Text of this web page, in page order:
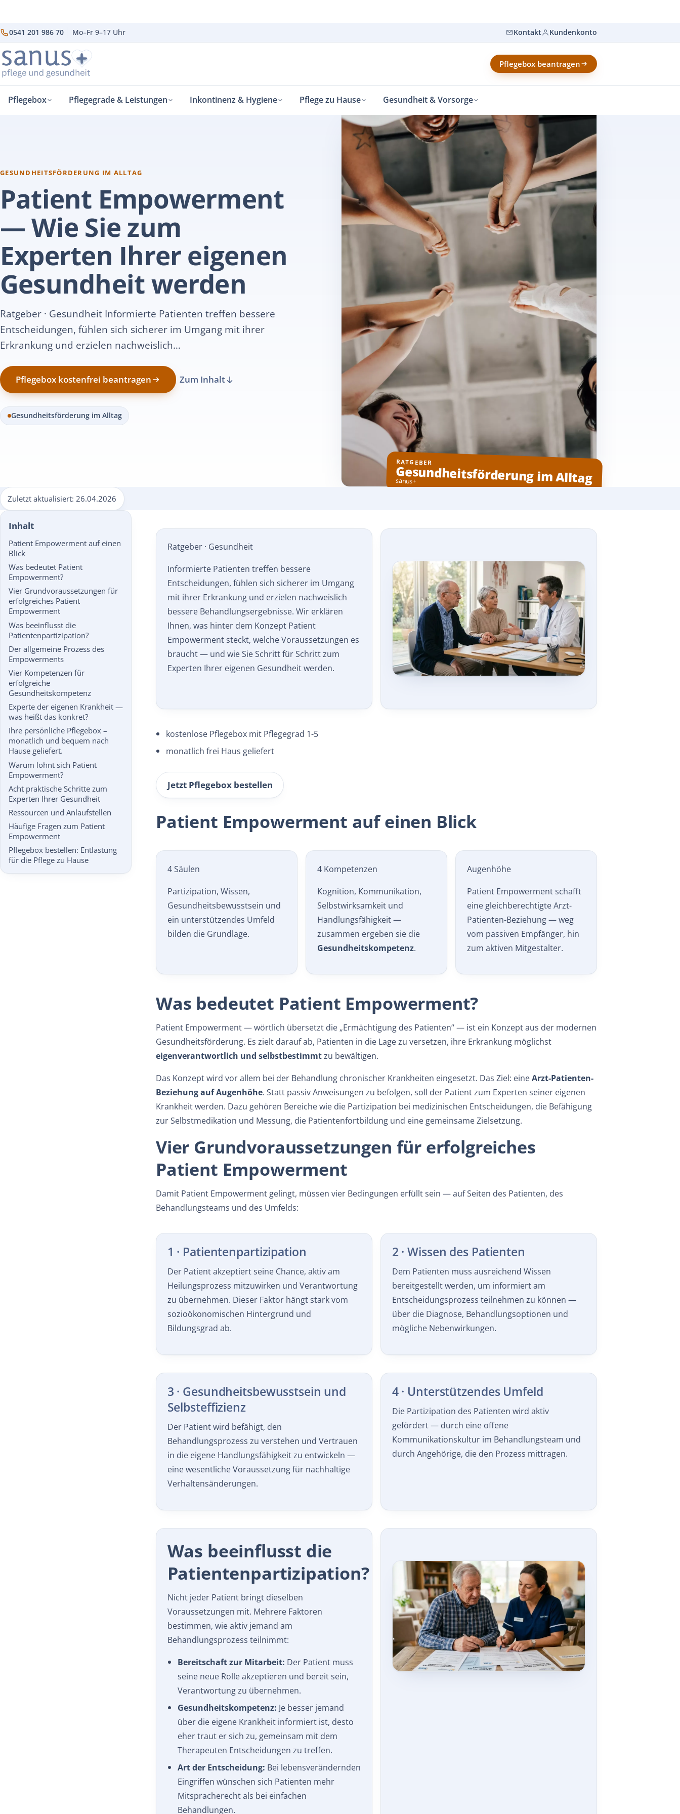
Pflegebox beantragen
Pflegebox Pflegegrade & Leistungen
sanus+›Gesundheitsförderung im Alltag› Wie Patienten zu Experten der eigenen Krankheit werden
GESUNDHEITSFÖRDERUNG IM ALLTAG
Patient Empowerment
— Wie Sie zum
Experten Ihrer eigenen
Gesundheit werden
Ratgeber · Gesundheit Informierte Patienten treffen bessere
Entscheidungen, fühlen sich sicherer im Umgang mit ihrer
Erkrankung und erzielen nachweislich…
Pflegebox kostenfrei beantragen Zum Inhalt
Gesundheitsförderung im Alltag
RATGEBER
Gesundheitsförderung im Alltag
sanus+
Zuletzt aktualisiert:26.04.2026
Inhalt
Patient Empowerment auf einen
Blick
Was bedeutet Patient
Empowerment?
Vier Grundvoraussetzungen für
erfolgreiches Patient
Empowerment
Was beeinflusst die
Patientenpartizipation?
Der allgemeine Prozess des
Empowerments
Vier Kompetenzen für
erfolgreiche
Gesundheitskompetenz
Experte der eigenen Krankheit —
was heißt das konkret?
Ihre persönliche Pflegebox –
monatlich und bequem nach
Hause geliefert.
Warum lohnt sich Patient
Empowerment?
Acht praktische Schritte zum
Experten Ihrer Gesundheit
Ressourcen und Anlaufstellen
Häufige Fragen zum Patient
Empowerment
Pflegebox bestellen: Entlastung
für die Pflege zu Hause
Ratgeber · Gesundheit
Informierte Patienten treffen bessere
Entscheidungen, fühlen sich sicherer im Umgang
mit ihrer Erkrankung und erzielen nachweislich
bessere Behandlungsergebnisse. Wir erklären
Ihnen, was hinter dem Konzept Patient
Empowerment steckt, welche Voraussetzungen es
braucht — und wie Sie Schritt für Schritt zum
Experten Ihrer eigenen Gesundheit werden.
kostenlose Pflegebox mit Pflegegrad 1-5
monatlich frei Haus geliefert
Jetzt Pflegebox bestellen
Patient Empowerment auf einen Blick
4 Säulen
Partizipation, Wissen,
Gesundheits­bewusstsein und
ein unterstützendes Umfeld
bilden die Grundlage.
4 Kompetenzen
Kognition, Kommunikation,
Selbst­wirksamkeit und
Handlungs­fähigkeit —
zusammen ergeben sie die
Gesundheits­kompetenz.
Augenhöhe
Patient Empowerment schafft
eine gleichberechtigte Arzt-
Patienten-Beziehung — weg
vom passiven Empfänger, hin
zum aktiven Mitgestalter.
Was bedeutet Patient Empowerment?
Patient Empowerment — wörtlich übersetzt die „Ermächtigung des Patienten“ — ist ein Konzept aus der modernen
Gesundheitsförderung. Es zielt darauf ab, Patienten in die Lage zu versetzen, ihre Erkrankung möglichst
eigenverantwortlich und selbstbestimmtzu bewältigen.
Das Konzept wird vor allem bei der Behandlung chronischer Krankheiten eingesetzt. Das Ziel: eineArzt-Patienten-
Beziehung auf Augenhöhe. Statt passiv Anweisungen zu befolgen, soll der Patient zum Experten seiner eigenen
Krankheit werden. Dazu gehören Bereiche wie die Partizipation bei medizinischen Entscheidungen, die Befähigung
zur Selbstmedikation und Messung, die Patientenfortbildung und eine gemeinsame Zielsetzung.
Vier Grundvoraussetzungen für erfolgreiches
Patient Empowerment
Damit Patient Empowerment gelingt, müssen vier Bedingungen erfüllt sein — auf Seiten des Patienten, des
Behandlungsteams und des Umfelds:
1 · Patientenpartizipation
Der Patient akzeptiert seine Chance, aktiv am
Heilungsprozess mitzuwirken und Verantwortung
zu übernehmen. Dieser Faktor hängt stark vom
sozioökonomischen Hintergrund und
Bildungsgrad ab.
2 · Wissen des Patienten
Dem Patienten muss ausreichend Wissen
bereitgestellt werden, um informiert am
Entscheidungsprozess teilnehmen zu können —
über die Diagnose, Behandlungsoptionen und
mögliche Nebenwirkungen.
3 · Gesundheitsbewusstsein und
Selbsteffizienz
Der Patient wird befähigt, den
Behandlungsprozess zu verstehen und Vertrauen
in die eigene Handlungsfähigkeit zu entwickeln —
eine wesentliche Voraussetzung für nachhaltige
Verhaltensänderungen.
4 · Unterstützendes Umfeld
Die Partizipation des Patienten wird aktiv
gefördert — durch eine offene
Kommunikationskultur im Behandlungsteam und
durch Angehörige, die den Prozess mittragen.
Was beeinflusst die
Patientenpartizipation?
Nicht jeder Patient bringt dieselben
Voraussetzungen mit. Mehrere Faktoren
bestimmen, wie aktiv jemand am
Behandlungsprozess teilnimmt:
Bereitschaft zur Mitarbeit: Der Patient muss
seine neue Rolle akzeptieren und bereit sein,
Verantwortung zu übernehmen.
Gesundheitskompetenz: Je besser jemand
über die eigene Krankheit informiert ist, desto
eher traut er sich zu, gemeinsam mit dem
Therapeuten Entscheidungen zu treffen.
Art der Entscheidung: Bei lebensverändernden
Eingriffen wünschen sich Patienten mehr
Mitspracherecht als bei einfachen
Behandlungen.